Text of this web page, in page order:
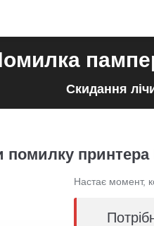
Скидання
принтера
Настає момент,